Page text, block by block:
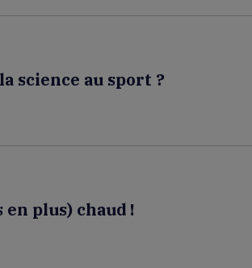
science au sport ?
en plus) chaud !